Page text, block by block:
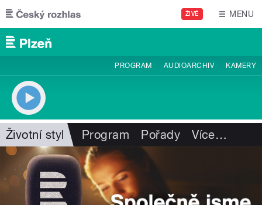
Přejít k hlavnímu obsahu
ŽIVĚ MENU
PROGRAM AUDIOARCHIV KAMERY
Životní styl Program Pořady Více…